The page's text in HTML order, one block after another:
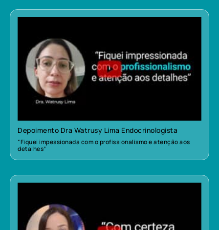
Depoimento Dra Watrusy Lima Endocrinologista
“Fiquei impessionada com o profissionalismo e atenção aos
detalhes”